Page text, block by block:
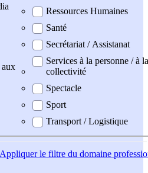
aux
Ressources Humaines
Santé
Secrétariat / Assistanat
Services à la personne / à la
collectivité
Spectacle
Sport
Transport / Logistique
Appliquerle filtre du domaine